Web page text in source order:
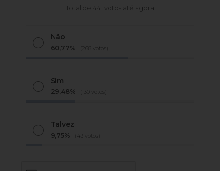
Total de 441 votos até agora
Não
60,77% (268 votos)
Sim
29,48% (130 votos)
Talvez
9,75% (43 votos)